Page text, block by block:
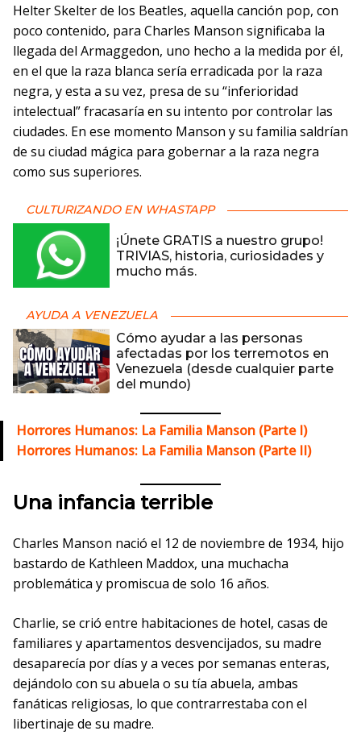
Helter Skelter de los Beatles, aquella canción pop, con
poco contenido, para Charles Manson significaba la
llegada del Armaggedon, uno hecho a la medida por él,
en el que la raza blanca sería erradicada por la raza
negra, y esta a su vez, presa de su “inferioridad
intelectual” fracasaría en su intento por controlar las
ciudades. En ese momento Manson y su familia saldrían
de su ciudad mágica para gobernar a la raza negra
como sus superiores.
CULTURIZANDO EN WHASTAPP
¡Únete GRATIS a nuestro grupo!
TRIVIAS, historia, curiosidades y
mucho más.
AYUDA A VENEZUELA
Cómo ayudar a las personas
afectadas por los terremotos en
Venezuela (desde cualquier parte
del mundo)
Horrores Humanos: La Familia Manson (Parte I)
Horrores Humanos: La Familia Manson (Parte II)
Una infancia terrible
Charles Manson nació el 12 de noviembre de 1934, hijo
bastardo de Kathleen Maddox, una muchacha
problemática y promiscua de solo 16 años.
Charlie, se crió entre habitaciones de hotel, casas de
familiares y apartamentos desvencijados, su madre
desaparecía por días y a veces por semanas enteras,
dejándolo con su abuela o su tía abuela, ambas
fanáticas religiosas, lo que contrarrestaba con el
libertinaje de su madre.